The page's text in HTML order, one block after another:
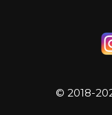
© 2018-